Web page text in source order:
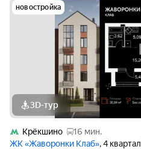
новостройка
3D-тур
Крёкшино
16 мин.
ЖК «Жаворонки Клаб», 4